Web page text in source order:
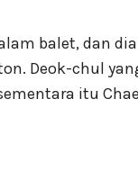
balet, dan
Deok-chul
itu